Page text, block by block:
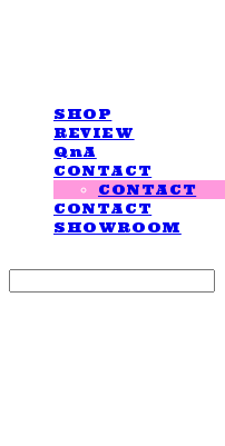
SHOP
REVIEW
QnA
CONTACT
CONTACT
CONTACT
SHOWROOM